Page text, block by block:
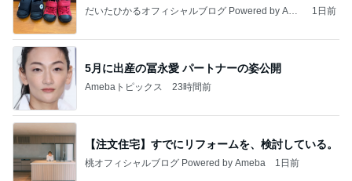
だいたひかるオフィシャルブログ Powered by Ame
1日前
5月に出産の冨永愛 パートナーの姿公開
Amebaトピックス 23時間前
【注文住宅】すでにリフォームを、検討している。
桃オフィシャルブログ Powered by Ameba 1日前